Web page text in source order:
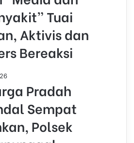
Tuai
Aktivis dan
Bereaksi
Pradah
Sempat
Polsek